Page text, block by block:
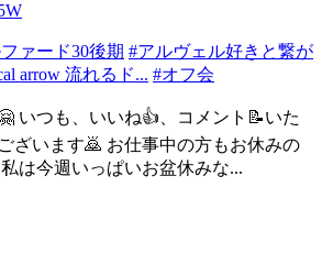
ァード30後期 #アルヴェル好きと繋が
arrow 流れるド... #オフ会
いつも、いいね👍、コメント📝いた
ざいます🙇 お仕事中の方もお休みの
は今週いっぱいお盆休みな...